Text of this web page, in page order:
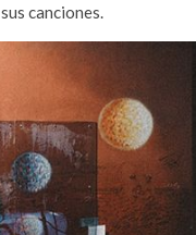
canciones.